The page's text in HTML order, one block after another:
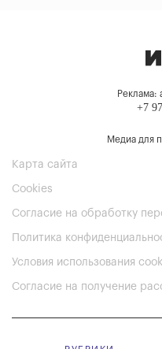
Реклама:
+7
Медиа для
Карта сайта
Cookies
Согласие на обработку
Политика
Условия использования
Согласие на получение